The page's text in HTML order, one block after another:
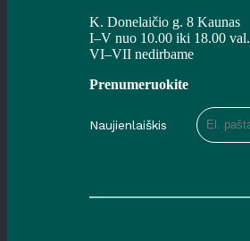
K. Donelaičio g. 8 Kaunas
I–V nuo 10.00 iki 18.00 val.
VI–VII nedirbame
Prenumeruokite
Naujienlaiškis